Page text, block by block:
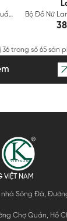
Bộ Đồ Nữ
Quần Lửng
36trong số 65 sản
NAM
nhà Sông Đà,
Chợ Quán, Hồ